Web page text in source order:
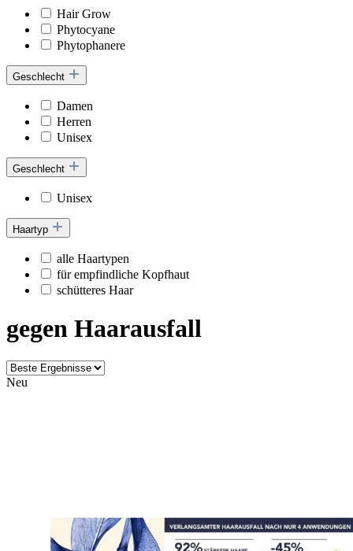
Hair Grow
Phytocyane
Phytophanere
Geschlecht
Damen
Herren
Unisex
Geschlecht
Unisex
Haartyp
alle Haartypen
für empfindliche Kopfhaut
schütteres Haar
gegen Haarausfall
Neu